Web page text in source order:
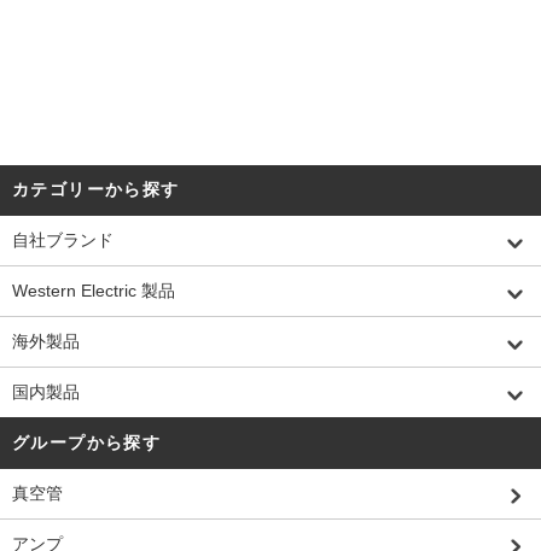
カテゴリーから探す
自社ブランド
Western Electric 製品
海外製品
国内製品
グループから探す
真空管
アンプ